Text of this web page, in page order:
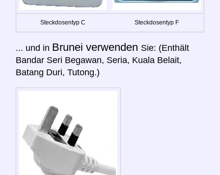
Steckdosentyp C Steckdosentyp F
... und in Brunei verwenden Sie: (Enthält
Bandar Seri Begawan, Seria, Kuala Belait,
Batang Duri, Tutong.)